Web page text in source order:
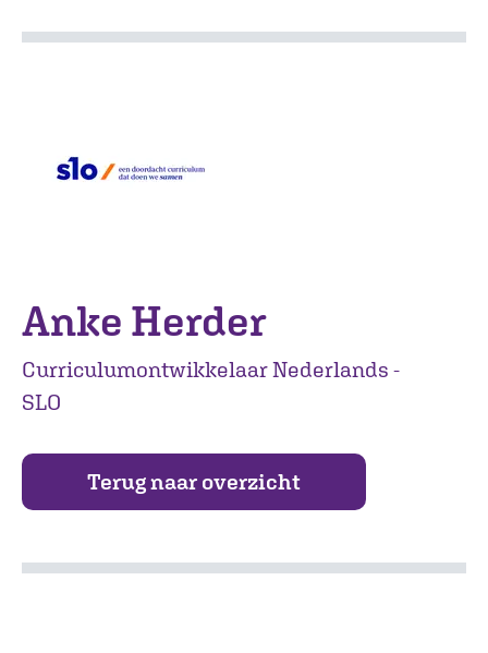
Anke Herder
Curriculumontwikkelaar Nederlands -
SLO
Terug naar overzicht